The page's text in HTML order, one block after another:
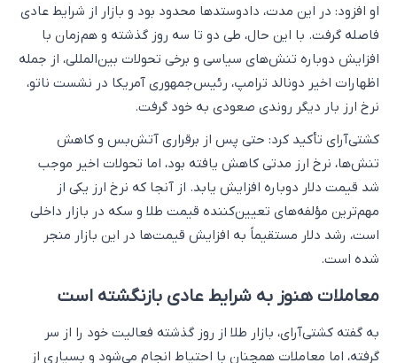
او افزود: در این مدت، دادوستدها محدود بود و بازار از شرایط عادی
فاصله گرفت. با این حال، طی دو تا سه روز گذشته و هم‌زمان با
افزایش دوباره تنش‌های سیاسی و برخی تحولات بین‌المللی، از جمله
اظهارات اخیر دونالد ترامپ، رئیس‌جمهوری آمریکا در نشست ناتو،
نرخ ارز بار دیگر روندی صعودی به خود گرفت.
کشتی‌آرای تأکید کرد: حتی پس از برقراری آتش‌بس و کاهش
تنش‌ها، نرخ ارز مدتی کاهش یافته بود، اما تحولات اخیر موجب
شد قیمت دلار دوباره افزایش یابد. از آنجا که نرخ ارز یکی از
مهم‌ترین مؤلفه‌های تعیین‌کننده قیمت طلا و سکه در بازار داخلی
است، رشد دلار مستقیماً به افزایش قیمت‌ها در این بازار منجر
شده است.
معاملات هنوز به شرایط عادی بازنگشته است
به گفته کشتی‌آرای، بازار طلا از روز گذشته فعالیت خود را از سر
گرفته، اما معاملات همچنان با احتیاط انجام می‌شود و بسیاری از